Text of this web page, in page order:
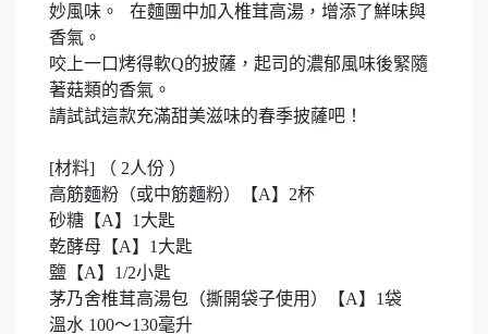
妙風味。 在麵團中加入椎茸高湯，增添了鮮味與
香氣。
咬上一口烤得軟Q的披薩，起司的濃郁風味後緊隨
著菇類的香氣。
請試試這款充滿甜美滋味的春季披薩吧！
[材料] （ 2人份 ）
高筋麵粉（或中筋麵粉）【A】2杯
砂糖【A】1大匙
乾酵母【A】1大匙
鹽【A】1/2小匙
茅乃舍椎茸高湯包（撕開袋子使用）【A】1袋
溫水 100～130毫升